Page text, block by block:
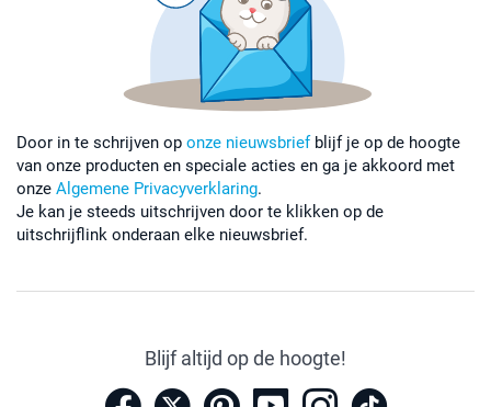
Door in te schrijven op onze nieuwsbrief blijf je op de hoogte
van onze producten en speciale acties en ga je akkoord met
onze Algemene Privacyverklaring.
Je kan je steeds uitschrijven door te klikken op de
uitschrijflink onderaan elke nieuwsbrief.
Blijf altijd op de hoogte!